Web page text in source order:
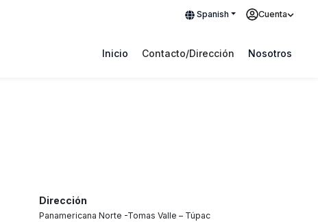
Spanish Cuenta
Inicio Contacto/Dirección Nosotros
Dirección
Panamericana Norte -Tomas Valle – Túpac